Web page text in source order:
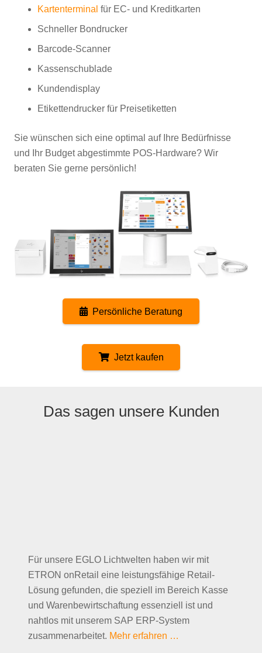
Kartenterminal für EC- und Kreditkarten
Schneller Bondrucker
Barcode-Scanner
Kassenschublade
Kundendisplay
Etikettendrucker für Preisetiketten
Sie wünschen sich eine optimal auf Ihre Bedürfnisse
und Ihr Budget abgestimmte POS-Hardware? Wir
beraten Sie gerne persönlich!
Persönliche Beratung
Jetzt kaufen
Das sagen unsere Kunden
Für unsere EGLO Lichtwelten haben wir mit
ETRON onRetail eine leistungsfähige Retail-
Lösung gefunden, die speziell im Bereich Kasse
und Warenbewirtschaftung essenziell ist und
nahtlos mit unserem SAP ERP-System
zusammenarbeitet. Mehr erfahren …